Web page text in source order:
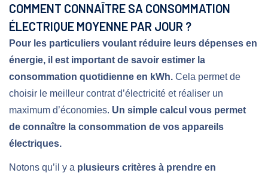
COMMENT CONNAÎTRE SA CONSOMMATION
ÉLECTRIQUE MOYENNE PAR JOUR ?
Pour les particuliers voulant réduire leurs dépenses en
énergie, il est important de savoir estimer la
consommation quotidienne en kWh. Cela permet de
choisir le meilleur contrat d’électricité et réaliser un
maximum d’économies. Un simple calcul vous permet
de connaître la consommation de vos appareils
électriques.
Notons qu’il y a plusieurs critères à prendre en